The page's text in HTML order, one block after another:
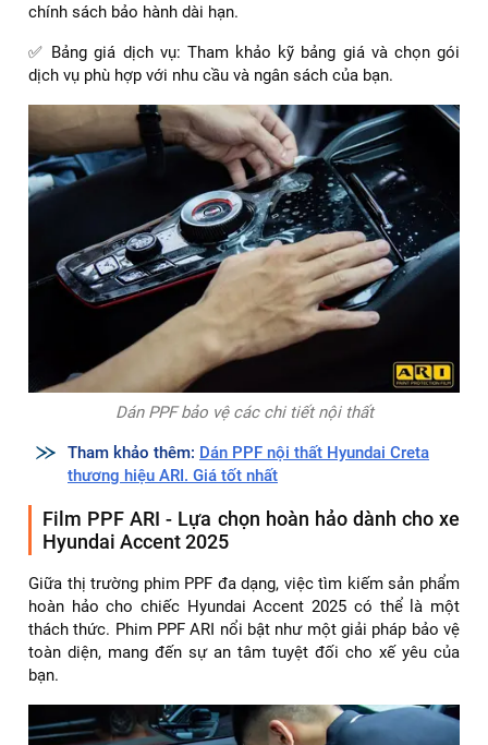
chính sách bảo hành dài hạn.
✅ Bảng giá dịch vụ: Tham khảo kỹ bảng giá và chọn gói
dịch vụ phù hợp với nhu cầu và ngân sách của bạn.
Dán PPF bảo vệ các chi tiết nội thất
Tham khảo thêm: Dán PPF nội thất Hyundai Creta
thương hiệu ARI. Giá tốt nhất
Film PPF ARI - Lựa chọn hoàn hảo dành cho xe
Hyundai Accent 2025
Giữa thị trường phim PPF đa dạng, việc tìm kiếm sản phẩm
hoàn hảo cho chiếc Hyundai Accent 2025 có thể là một
thách thức. Phim PPF ARI nổi bật như một giải pháp bảo vệ
toàn diện, mang đến sự an tâm tuyệt đối cho xế yêu của
bạn.